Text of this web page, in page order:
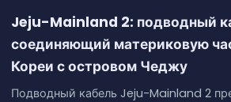
Jeju-Mainland 2: подводный
соединяющий материковую
Кореи с островом Чеджу
Подводный кабель Jeju-Mainland 2